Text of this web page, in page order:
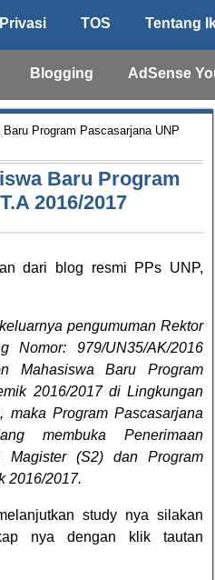
Privasi TOS Tentang
Blogging AdSense
Program Pascasarjana UNP
Baru Program
2016/2017
dari blog resmi PPs UNP,
pengumuman Rektor
Nomor: 979/UN35/AK/2016
Mahasiswa Baru Program
2016/2017 di Lingkungan
maka Program Pascasarjana
membuka Penerimaan
Magister (S2) dan Program
2016/2017.
study nya silakan
nya dengan klik tautan